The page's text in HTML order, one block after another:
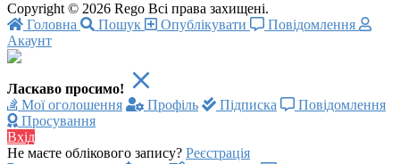
Copyright © 2026 Rego Всі права захищені.
Головна
Пошук Опублікувати
Повідомлення
Акаунт
Ласкаво просимо!
Мої оголошення
Профіль Підписка
Повідомлення
Просування
Вхід
Не маєте облікового запису? Реєстрація